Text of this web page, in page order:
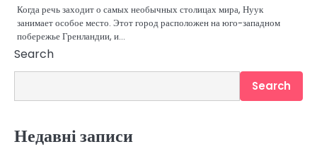
Когда речь заходит о самых необычных столицах мира, Нуук
занимает особое место. Этот город расположен на юго-западном
побережье Гренландии, и…
Search
Search
Недавні записи